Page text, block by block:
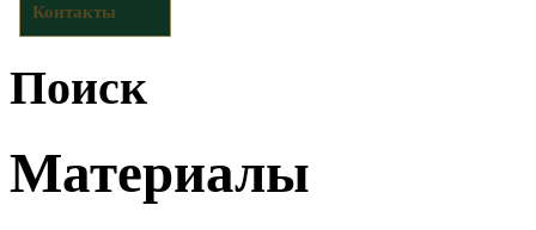
Контакты
Поиск
Материалы